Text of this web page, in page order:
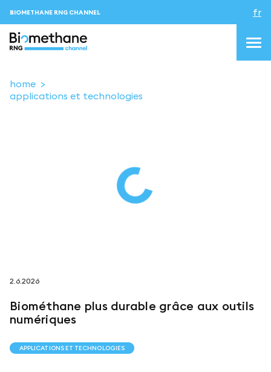
BIOMETHANE RNG CHANNEL fr
suivez-nous sur
home
applications et technologies
2.6.2026
Biométhane plus durable grâce aux outils
numériques
APPLICATIONS ET TECHNOLOGIES